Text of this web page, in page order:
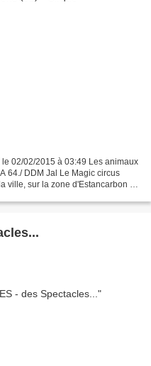
02/02/2015 à 03:49 Les animaux
64./ DDM Jal Le Magic circus
ville, sur la zone d'Estancarbon et